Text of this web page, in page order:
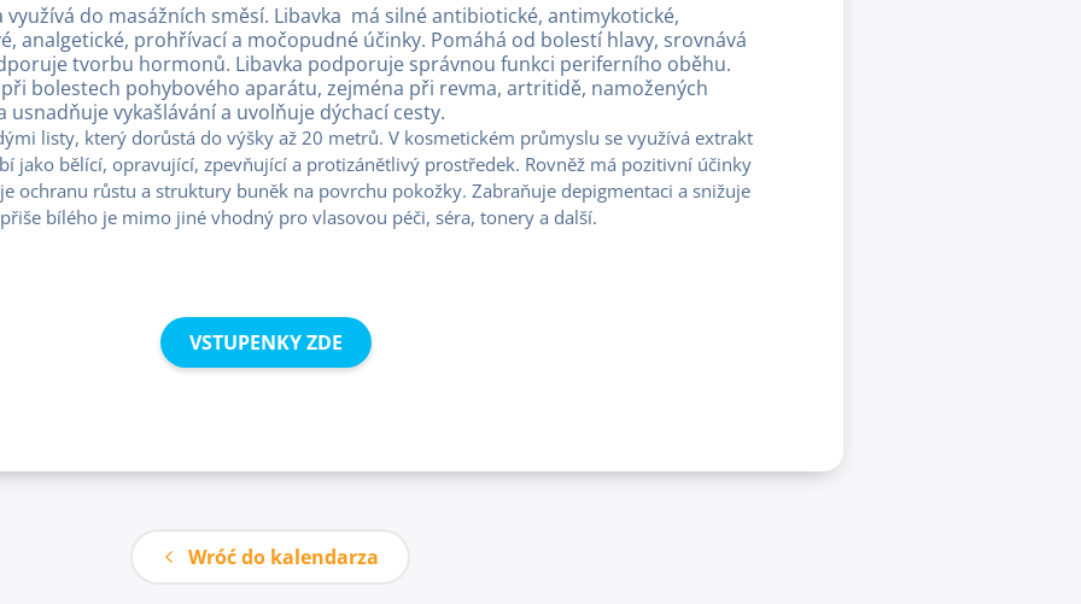
do masážních směsí. Libavka má silné antibiotické, antimykotické,
analgetické, prohřívací a močopudné účinky. Pomáhá od bolestí hlavy, srovnává
tvorbu hormonů. Libavka podporuje správnou funkci periferního oběhu.
bolestech pohybového aparátu, zejména při revma, artritidě, namožených
usnadňuje vykašlávání a uvolňuje dýchací cesty.
listy, který dorůstá do výšky až 20 metrů. V kosmetickém průmyslu se využívá extrakt
jako bělící, opravující, zpevňující a protizánětlivý prostředek. Rovněž má pozitivní účinky
ochranu růstu a struktury buněk na povrchu pokožky. Zabraňuje depigmentaci a snižuje
bílého je mimo jiné vhodný pro vlasovou péči, séra, tonery a další.
VSTUPENKY ZDE
Wróć do kalendarza